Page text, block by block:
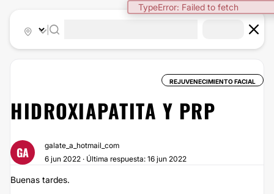
TypeError: Failed to fetch
REJUVENECIMIENTO FACIAL
HIDROXIAPATITA Y PRP
GA
galate_a_hotmail_com
6 jun 2022 · Última respuesta: 16 jun 2022
Buenas tardes.